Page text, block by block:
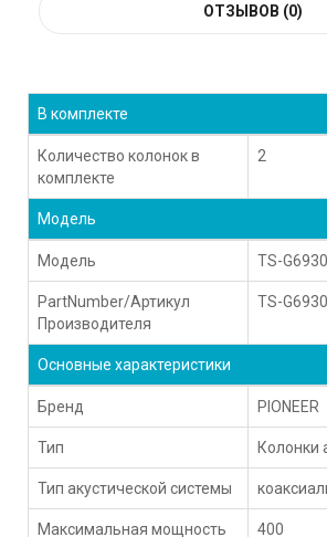
ОТЗЫВОВ (0)
В комплекте
Количество колонок в
комплекте
2
Модель
Модель TS-
PartNumber/Артикул
Производителя
TS-
Основные характеристики
Бренд PIONEER
Тип Колонки
Тип акустической системы
Максимальная мощность 400